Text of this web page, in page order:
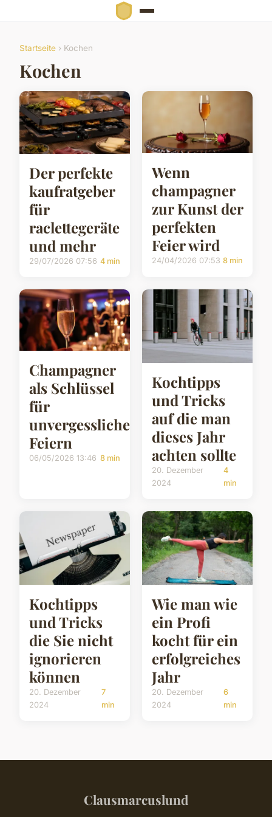
Startseite › Kochen
Kochen
Der perfekte
kaufratgeber
für
raclettegeräte
und mehr
29/07/2026 07:56 4 min
Wenn
champagner
zur Kunst der
perfekten
Feier wird
24/04/2026 07:53 8 min
Champagner
als Schlüssel
für
unvergessliche
Feiern
06/05/2026 13:46 8 min
Kochtipps
und Tricks
auf die man
dieses Jahr
achten sollte
20. Dezember
2024
4
min
Kochtipps
und Tricks
die Sie nicht
ignorieren
können
20. Dezember
2024
7
min
Wie man wie
ein Profi
kocht für ein
erfolgreiches
Jahr
20. Dezember
2024
6
min
Clausmarcuslund